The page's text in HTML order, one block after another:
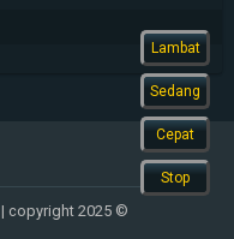
Lambat
Sedang
Cepat
Stop
| copyright 2025 ©